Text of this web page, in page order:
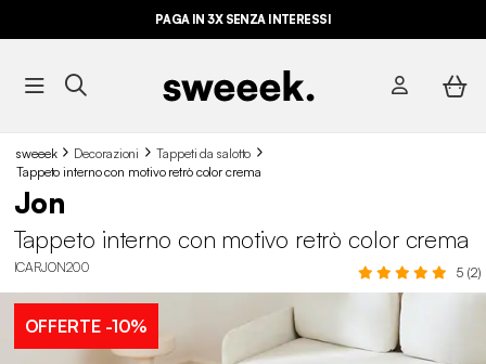
PAGA IN 3X SENZA INTERESSI
sweeek Decorazioni
Tappeti da salotto
Tappeto interno con motivo retrò color crema
Jon
Tappeto interno con motivo retrò color crema
ICARJON200 5 (2)
OFFERTE-10%